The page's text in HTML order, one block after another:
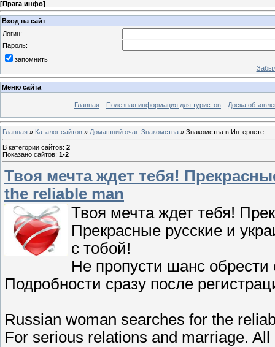
[Прага инфо]
Вход на сайт
Логин:
Пароль:
запомнить
Меню сайта
Главная Полезная информация для туристов Доска
Главная » Каталог сайтов » Домашний очаг. Знакомства » Знакомства в Интернете
В категории сайтов: 2
Показано сайтов: 1-2
Твоя мечта ждет тебя!
the reliable man
Твоя мечта ждет тебя!
Прекрасные русские и
с тобой!
Не пропусти шанс
Подробности сразу после
Russian woman searches for the
For serious relations and marriage.